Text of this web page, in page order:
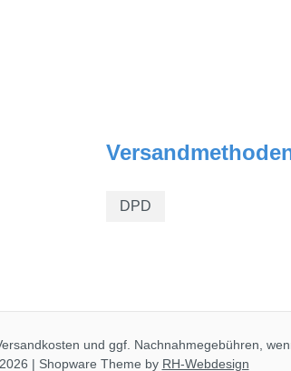
DPD
und ggf. Nachnahmegebühren,
| Shopware Theme by RH-Webdesign